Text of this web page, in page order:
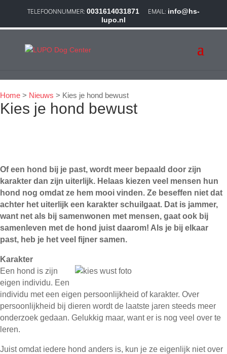
0031614031871
info@hs-
lupo.nl
Nieuws
Home > Nieuws > Kies je hond bewust
Kies je hond bewust
Of een hond bij je past, wordt meer bepaald door zijn
karakter dan zijn uiterlijk. Helaas kiezen veel mensen hun
hond nog omdat ze hem mooi vinden. Ze beseffen niet dat
achter het uiterlijk een karakter schuilgaat. Dat is jammer,
want net als bij samenwonen met mensen, gaat ook bij
samenleven met de hond juist daarom! Als je bij elkaar
past, heb je het veel fijner samen.
Karakter
Een hond is zijn
eigen individu. Een
individu met een eigen persoonlijkheid of karakter. Over
persoonlijkheid bij dieren wordt de laatste jaren steeds meer
onderzoek gedaan. Gelukkig maar, want er is nog veel over te
leren.
Juist omdat iedere hond anders is, kun je ze eigenlijk niet over